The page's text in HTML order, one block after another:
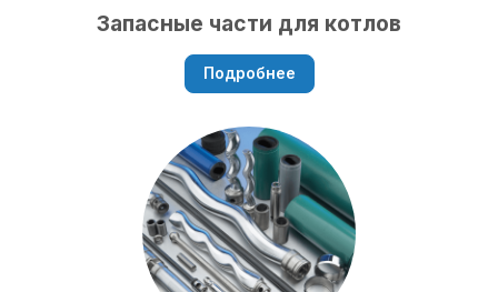
Запасные части для котлов
Подробнее